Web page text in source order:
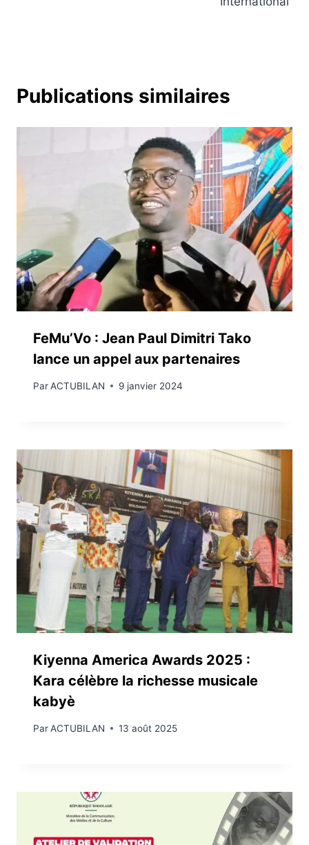
Publications similaires
FeMu’Vo : Jean Paul Dimitri Tako
lance un appel aux partenaires
ParACTUBILAN 9 janvier 2024
Kiyenna America Awards 2025 :
Kara célèbre la richesse musicale
kabyè
ParACTUBILAN 13 août 2025